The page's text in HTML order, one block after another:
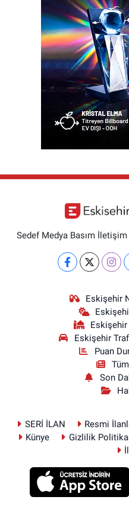
Sedef Medya Basım
Eskişehir
Eskişehir
Puan
Son
SERİ İLAN Resmi
Künye
Gizlilik